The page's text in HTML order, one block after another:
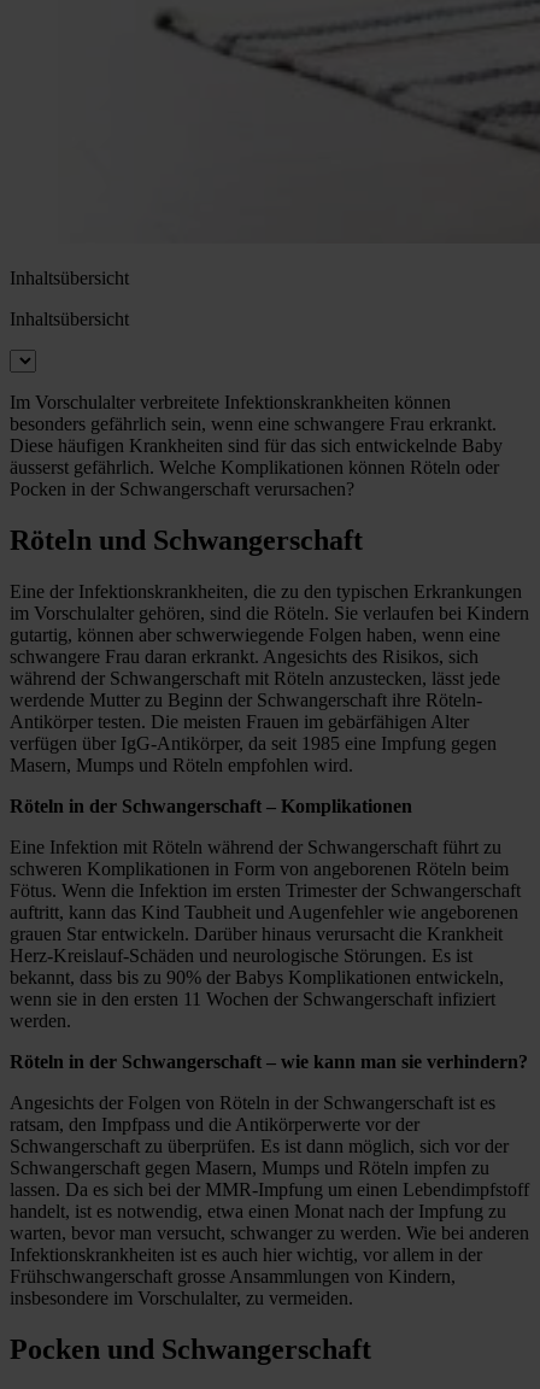
Inhaltsübersicht
Inhaltsübersicht
Im Vorschulalter verbreitete Infektionskrankheiten können
besonders gefährlich sein, wenn eine schwangere Frau erkrankt.
Diese häufigen Krankheiten sind für das sich entwickelnde Baby
äusserst gefährlich. Welche Komplikationen können Röteln oder
Pocken in der Schwangerschaft verursachen?
Röteln und Schwangerschaft
Eine der Infektionskrankheiten, die zu den typischen Erkrankungen
im Vorschulalter gehören, sind die Röteln. Sie verlaufen bei Kindern
gutartig, können aber schwerwiegende Folgen haben, wenn eine
schwangere Frau daran erkrankt. Angesichts des Risikos, sich
während der Schwangerschaft mit Röteln anzustecken, lässt jede
werdende Mutter zu Beginn der Schwangerschaft ihre Röteln-
Antikörper testen. Die meisten Frauen im gebärfähigen Alter
verfügen über IgG-Antikörper, da seit 1985 eine Impfung gegen
Masern, Mumps und Röteln empfohlen wird.
Röteln in der Schwangerschaft – Komplikationen
Eine Infektion mit Röteln während der Schwangerschaft führt zu
schweren Komplikationen in Form von angeborenen Röteln beim
Fötus. Wenn die Infektion im ersten Trimester der Schwangerschaft
auftritt, kann das Kind Taubheit und Augenfehler wie angeborenen
grauen Star entwickeln. Darüber hinaus verursacht die Krankheit
Herz-Kreislauf-Schäden und neurologische Störungen. Es ist
bekannt, dass bis zu 90% der Babys Komplikationen entwickeln,
wenn sie in den ersten 11 Wochen der Schwangerschaft infiziert
werden.
Röteln in der Schwangerschaft – wie kann man sie verhindern?
Angesichts der Folgen von Röteln in der Schwangerschaft ist es
ratsam, den Impfpass und die Antikörperwerte vor der
Schwangerschaft zu überprüfen. Es ist dann möglich, sich vor der
Schwangerschaft gegen Masern, Mumps und Röteln impfen zu
lassen. Da es sich bei der MMR-Impfung um einen Lebendimpfstoff
handelt, ist es notwendig, etwa einen Monat nach der Impfung zu
warten, bevor man versucht, schwanger zu werden. Wie bei anderen
Infektionskrankheiten ist es auch hier wichtig, vor allem in der
Frühschwangerschaft grosse Ansammlungen von Kindern,
insbesondere im Vorschulalter, zu vermeiden.
Pocken und Schwangerschaft